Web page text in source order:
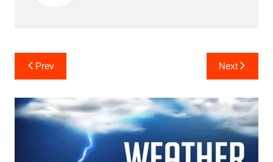
Post
navigation
Prev Next